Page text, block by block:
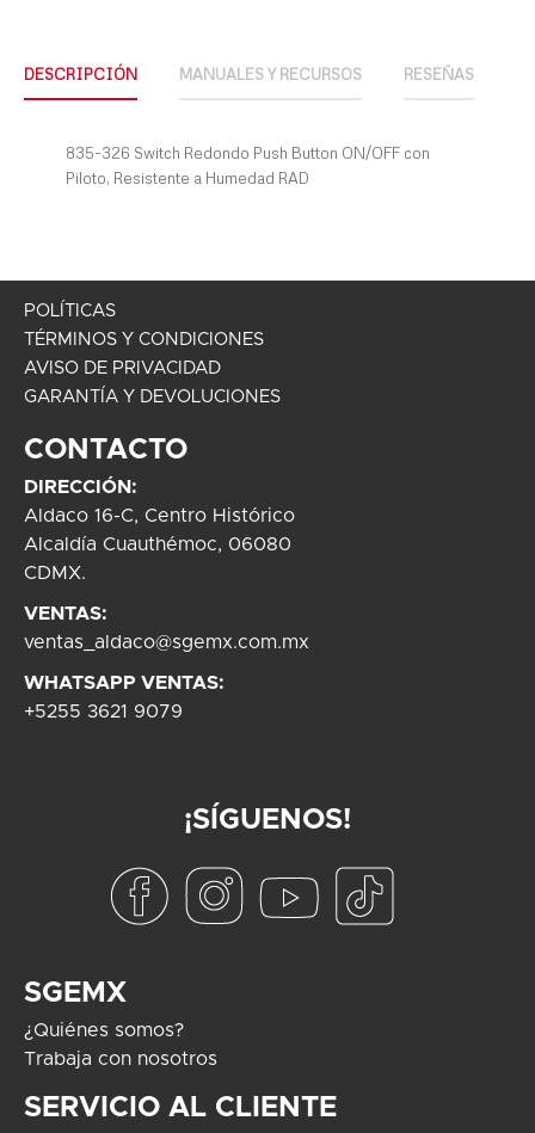
DESCRIPCIÓN MANUALES Y RECURSOS RESEÑAS
835-326 Switch Redondo Push Button ON/OFF con
Piloto, Resistente a Humedad RAD
POLÍTICAS
TÉRMINOS Y CONDICIONES
AVISO DE PRIVACIDAD
GARANTÍA Y DEVOLUCIONES
CONTACTO
DIRECCIÓN:
Aldaco 16-C, Centro Histórico
Alcaldía Cuauthémoc, 06080
CDMX.
VENTAS:
ventas_aldaco@sgemx.com.mx
WHATSAPP VENTAS:
+5255 3621 9079
¡SÍGUENOS!
SGEMX
¿Quiénes somos?
Trabaja con nosotros
SERVICIO AL CLIENTE